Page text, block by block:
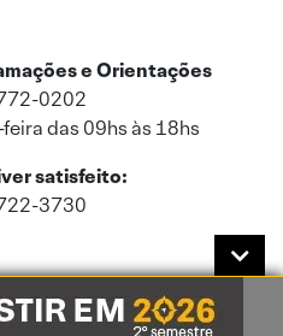
e Orientações
0202
das 09hs às 18hs
satisfeito:
3730
de acordo com a nossaPolítica de
de Privacidade.